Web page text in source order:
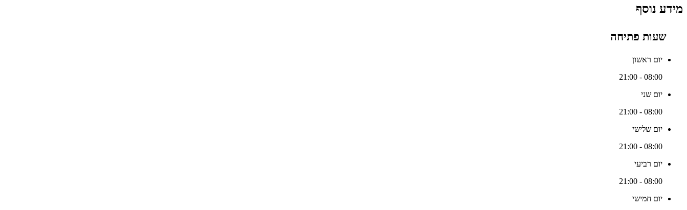
מידע נוסף
שעות פתיחה
יום ראשון
08:00 - 21:00
יום שני
08:00 - 21:00
יום שלישי
08:00 - 21:00
יום רביעי
08:00 - 21:00
יום חמישי